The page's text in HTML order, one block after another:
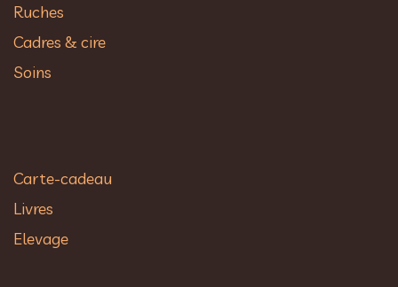
Ruches
Cadres & cire
Soins
Carte-cadeau
Livres
Elevage